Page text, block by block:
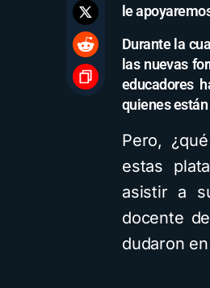
le
Durante la
las nuevas
educadores
quienes
Pero,
estas
asistir a
docente
dudaron